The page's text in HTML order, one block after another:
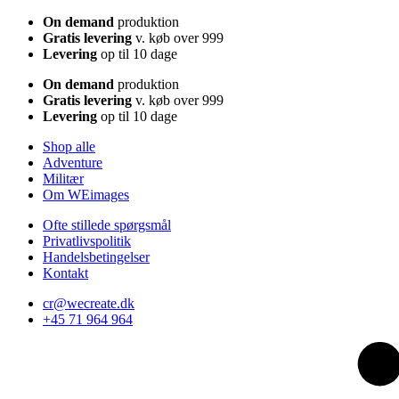
On demand produktion
Gratis levering v. køb over 999
Levering op til 10 dage
On demand produktion
Gratis levering v. køb over 999
Levering op til 10 dage
Shop alle
Adventure
Militær
Om WEimages
Ofte stillede spørgsmål
Privatlivspolitik
Handelsbetingelser
Kontakt
cr@wecreate.dk
+45 71 964 964